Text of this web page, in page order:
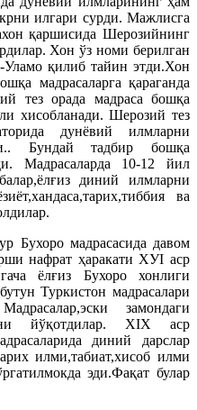
илгари сурди. Мажлисга
қаршисида Шерозийнинг
Хон ўз номи берилган
қилиб тайин этди.Хон
мадрасаларга қараганда
тез орада мадраса бошқа
хисобланади. Шерозий тез
дунёвий илмларни
Бундай тадбир бошқа
Мадрасаларда 10-12 йил
диний илмларни
ва
Бухоро мадрасасида давом
нафрат ҳаракати ХУI аср
ёлғиз Бухоро хонлиги
Туркистон мадрасалари
замондаги
йўқотдилар. ХIХ аср
диний дарслар
илми,табиат,хисоб илми
эди.Фақат булар